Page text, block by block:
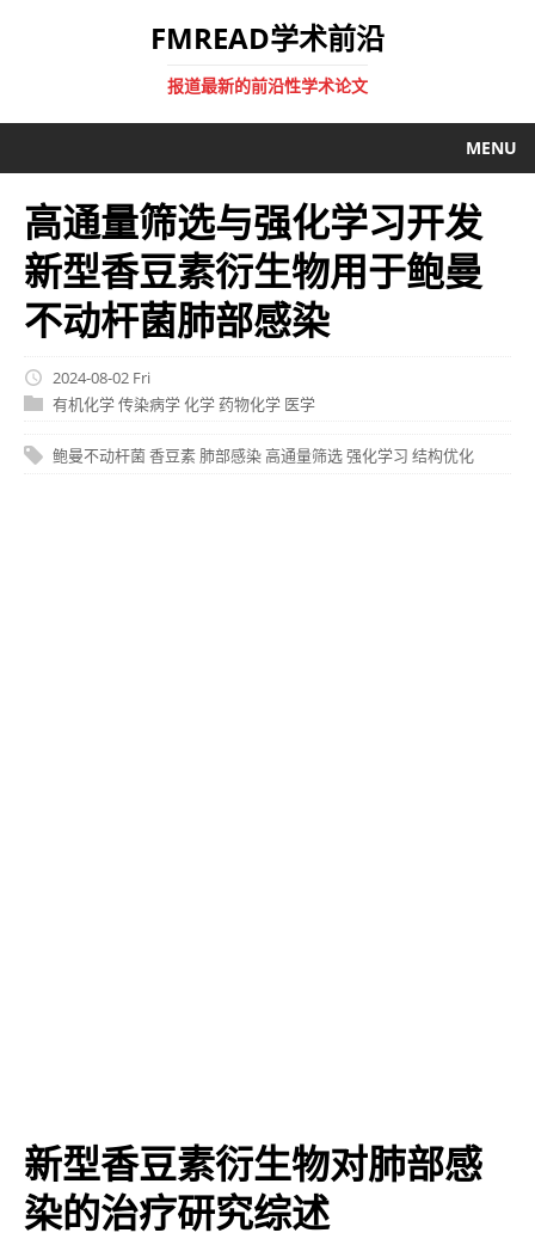
FMREAD学术前沿
报道最新的前沿性学术论文
MENU
高通量筛选与强化学习开发
新型香豆素衍生物用于鲍曼
不动杆菌肺部感染
2024-08-02 Fri
有机化学传染病学化学药物化学 医学
鲍曼不动杆菌香豆素 肺部感染高通量筛选强化学习 结构优化
新型香豆素衍生物对肺部感
染的治疗研究综述